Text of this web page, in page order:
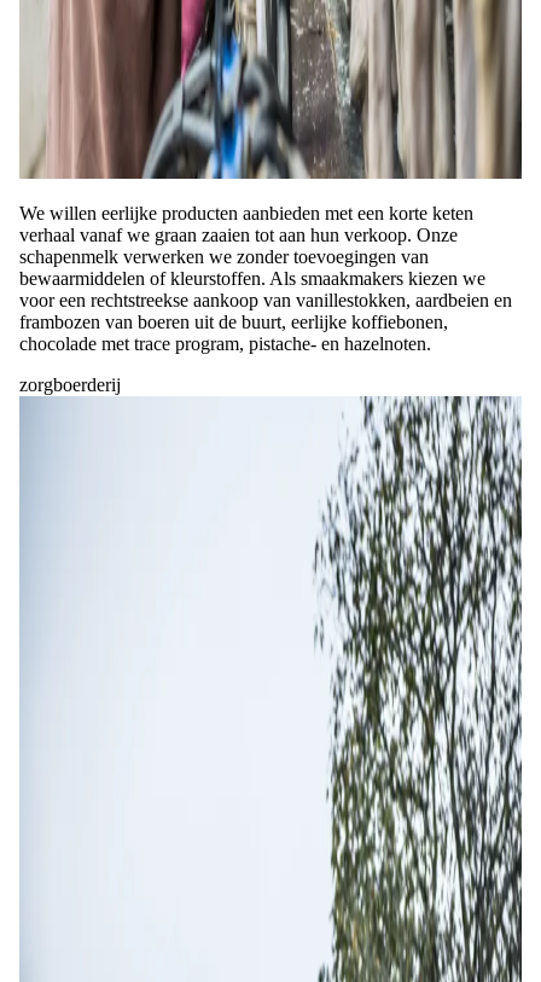
We willen eerlijke producten aanbieden met een korte keten
verhaal vanaf we graan zaaien tot aan hun verkoop. Onze
schapenmelk verwerken we zonder toevoegingen van
bewaarmiddelen of kleurstoffen. Als smaakmakers kiezen we
voor een rechtstreekse aankoop van vanillestokken, aardbeien en
frambozen van boeren uit de buurt, eerlijke koffiebonen,
chocolade met trace program, pistache- en hazelnoten.
zorgboerderij